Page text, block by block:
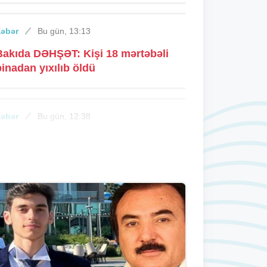
Bu gün, 13:13
DƏHŞƏT: Kişi 18 mərtəbəli
yıxılıb öldü
Bu gün, 12:38
Bu gün, 12:10
söhbətinə görə qan töküldü